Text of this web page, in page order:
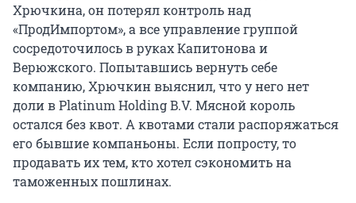
Хрючкина, он потерял контроль над
«ПродИмпортом», а все управление группой
сосредоточилось в руках Капитонова и
Верюжского. Попытавшись вернуть себе
компанию, Хрючкин выяснил, что у него нет
доли в Platinum Holding B.V. Мясной король
остался без квот. А квотами стали распоряжаться
его бывшие компаньоны. Если попросту, то
продавать их тем, кто хотел сэкономить на
таможенных пошлинах.